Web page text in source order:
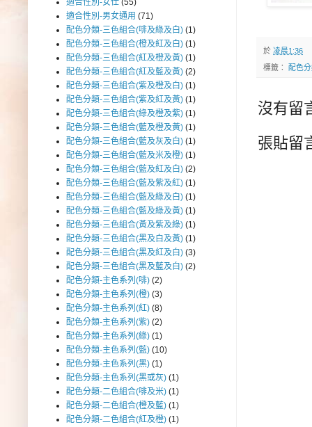
於 凌晨1:36
標籤： 配色
沒有留
張貼留
適合性別-男女通用 (71)
配色分類-三色組合(啡及綠及白) (1)
配色分類-三色組合(橙及紅及白) (1)
配色分類-三色組合(紅及橙及黃) (1)
配色分類-三色組合(紅及藍及黃) (2)
配色分類-三色組合(紫及橙及白) (1)
配色分類-三色組合(紫及紅及黃) (1)
配色分類-三色組合(綠及橙及紫) (1)
配色分類-三色組合(藍及橙及黃) (1)
配色分類-三色組合(藍及灰及白) (1)
配色分類-三色組合(藍及米及橙) (1)
配色分類-三色組合(藍及紅及白) (2)
配色分類-三色組合(藍及紫及紅) (1)
配色分類-三色組合(藍及綠及白) (1)
配色分類-三色組合(藍及綠及黃) (1)
配色分類-三色組合(黃及紫及綠) (1)
配色分類-三色組合(黑及白及黃) (1)
配色分類-三色組合(黑及紅及白) (3)
配色分類-三色組合(黑及藍及白) (2)
配色分類-主色系列(啡) (2)
配色分類-主色系列(橙) (3)
配色分類-主色系列(紅) (8)
配色分類-主色系列(紫) (2)
配色分類-主色系列(綠) (1)
配色分類-主色系列(藍) (10)
配色分類-主色系列(黑) (1)
配色分類-主色系列(黑或灰) (1)
配色分類-二色組合(啡及米) (1)
配色分類-二色組合(橙及藍) (1)
配色分類-二色組合(紅及橙) (1)